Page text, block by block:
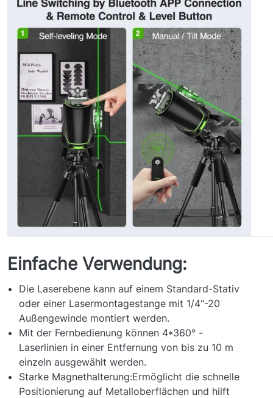
Einfache Verwendung:
Die Laserebene kann auf einem Standard-Stativ
oder einer Lasermontagestange mit 1/4"-20
Außengewinde montiert werden.
Mit der Fernbedienung können 4*360° -
Laserlinien in einer Entfernung von bis zu 10 m
einzeln ausgewählt werden.
Starke Magnethalterung:Ermöglicht die schnelle
Positionierung auf Metalloberflächen und hilft